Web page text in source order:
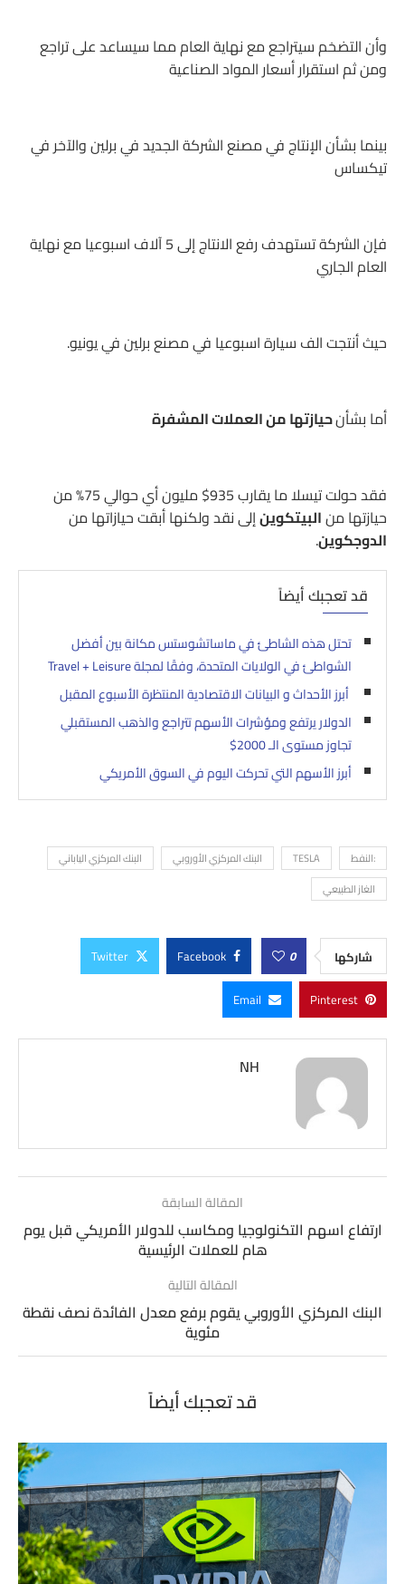
وأن التضخم سيتراجع مع نهاية العام مما سيساعد على تراجع
ومن ثم استقرار أسعار المواد الصناعية
بينما بشأن الإنتاج في مصنع الشركة الجديد في برلين والآخر في
تيكساس
فإن الشركة تستهدف رفع الانتاج إلى 5 آلاف اسبوعيا مع نهاية
العام الجاري
حيث أنتجت الف سيارة اسبوعيا في مصنع برلين في يونيو.
أما بشأنحيازتها من العملات المشفرة
فقد حولت تيسلا ما يقارب 935$ مليون أي حوالي 75% من
حيازتها منالبيتكوينإلى نقد ولكنها أبقت حيازاتها من
الدوجكوين.
قد تعجبك أيضاً
تحتل هذه الشاطئ في ماساتشوستس مكانة بين أفضل
الشواطئ في الولايات المتحدة، وفقًا لمجلة Travel + Leisure
أبرز الأحداث و البيانات الاقتصادية المنتظرة الأسبوع المقبل
الدولار يرتفع ومؤشرات الأسهم تتراجع والذهب المستقبلي
تجاوز مستوى الـ 2000$
أبرز الأسهم التي تحركت اليوم في السوق الأمريكي
:النفط TESLA البنك المركزي الأوروبي
البنك المركزي الياباني
الغاز الطبيعي
شاركها 0
Facebook
Twitter
Pinterest
Email
NH
المقالة السابقة
ارتفاع اسهم التكنولوجيا ومكاسب للدولار الأمريكي قبل يوم
هام للعملات الرئيسية
المقالة التالية
البنك المركزي الأوروبي يقوم برفع معدل الفائدة نصف نقطة
مئوية
قد تعجبك أيضاً